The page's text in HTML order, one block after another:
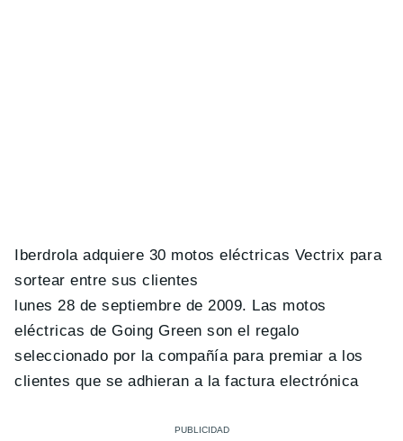
Iberdrola adquiere 30 motos eléctricas Vectrix para
sortear entre sus clientes
lunes 28 de septiembre de 2009. Las motos
eléctricas de Going Green son el regalo
seleccionado por la compañía para premiar a los
clientes que se adhieran a la factura electrónica